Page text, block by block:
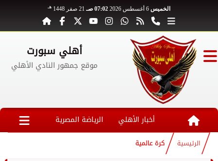
الخميس 07:02 صـ 21 صفر 1448 هـ
أهلي سبورت
موقع جمهور النادي الأهلي
أخبار الأهلي الرياضة المصرية
الرئيسية كرة عالمية